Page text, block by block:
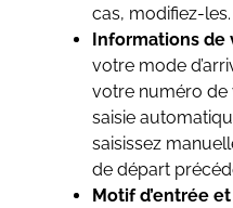
cas, modifiez-les.
Informations de
votre mode
votre numéro de
saisie
saisissez
de départ
Motif d’entrée